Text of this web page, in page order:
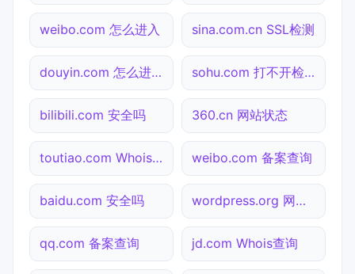
weibo.com 怎么进入 sina.com.cn SSL检测
douyin.com 怎么进入 sohu.com 打不开检测
bilibili.com 安全吗 360.cn 网站状态
toutiao.com Whois查询 weibo.com 备案查询
baidu.com 安全吗 wordpress.org 网站状态
qq.com 备案查询 jd.com Whois查询